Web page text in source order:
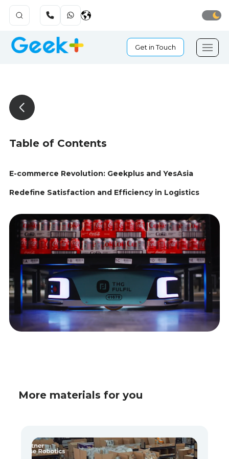
Get in Touch
Table of Contents
E-commerce Revolution: Geekplus and YesAsia
Redefine Satisfaction and Efficiency in Logistics
More materials for you